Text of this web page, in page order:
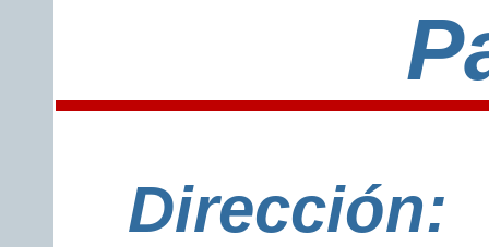
Dirección: